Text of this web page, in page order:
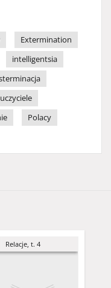
Extermination
intelligentsia
Polacy
Relacje, t. 4